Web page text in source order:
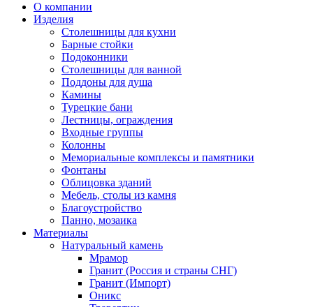
О компании
Изделия
Столешницы для кухни
Барные стойки
Подоконники
Столешницы для ванной
Поддоны для душа
Камины
Турецкие бани
Лестницы, ограждения
Входные группы
Колонны
Мемориальные комплексы и памятники
Фонтаны
Облицовка зданий
Мебель, столы из камня
Благоустройство
Панно, мозаика
Материалы
Натуральный камень
Мрамор
Гранит (Россия и страны СНГ)
Гранит (Импорт)
Оникс